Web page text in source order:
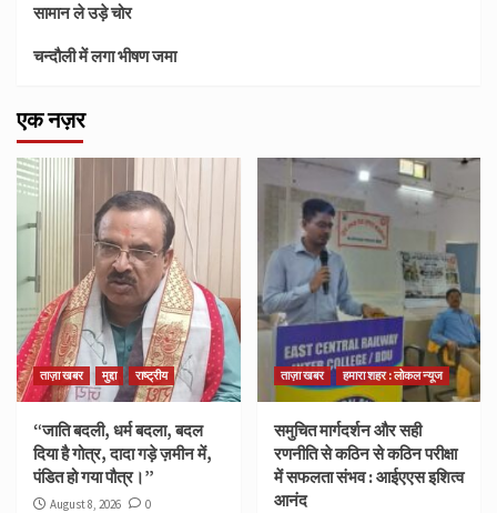
सामान ले उड़े चोर
चन्दौली में लगा भीषण जमा
एक नज़र
ताज़ा खबर मुद्दा राष्ट्रीय
“जाति बदली, धर्म बदला, बदल
दिया है गोत्र, दादा गड़े ज़मीन में,
पंडित हो गया पौत्र।”
August 8, 2026 0
ताज़ा खबर हमारा शहर : लोकल न्यूज
समुचित मार्गदर्शन और सही
रणनीति से कठिन से कठिन परीक्षा
में सफलता संभव : आईएएस इशित्व
आनंद